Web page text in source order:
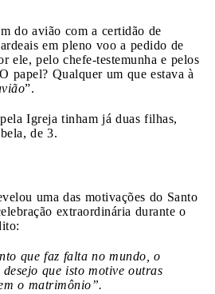
do avião com a certidão de
em pleno voo a pedido de
ele, pelo chefe-testemunha e pelos
papel? Qualquer um que estava à
”.
Igreja tinham já duas filhas,
de 3.
uma das motivações do Santo
extraordinária durante o
que faz falta no mundo, o
que isto motive outras
o matrimônio”.